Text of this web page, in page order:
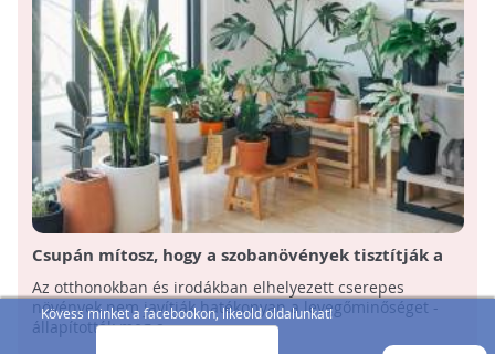
Kövess minket a facebookon, likeold oldalunkat!
Csupán mítosz, hogy a szobanövények tisztítják a
levegőt?
Az otthonokban és irodákban elhelyezett cserepes
növények nem javítják hatékonyan a levegőminőséget -
állapították meg a ...